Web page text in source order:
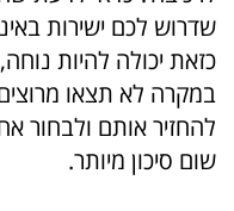
שדרוש לכם ישירות
כזאת יכולה להיות
במקרה לא תצאו
להחזיר אותם ולבחור
שום סיכון מיותר.